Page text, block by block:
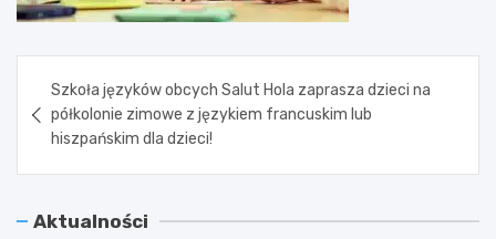
wpisu
Szkoła języków obcych Salut Hola zaprasza dzieci na
półkolonie zimowe z językiem francuskim lub
hiszpańskim dla dzieci!
Aktualności